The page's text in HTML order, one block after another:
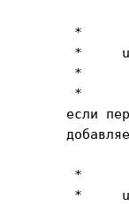
*
*
*
*
если
*
*